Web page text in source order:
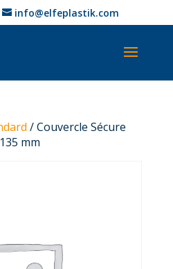
info@elfeplastik.com
/ Couvercle Sécure
mm